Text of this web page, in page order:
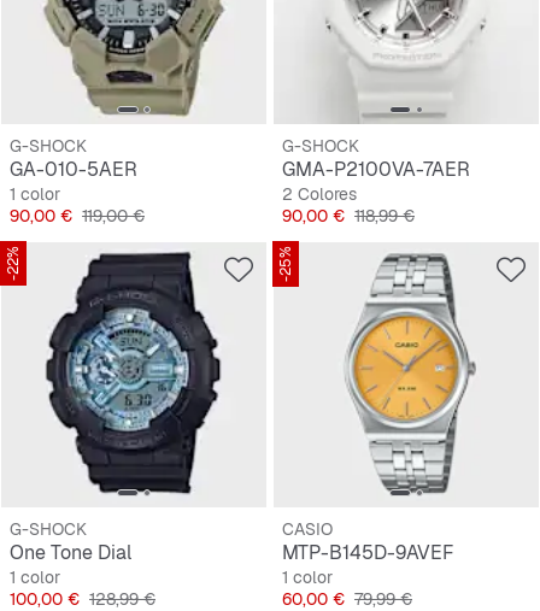
G-SHOCK
GA-010-5AER
1 color
Precio
90,00 € Precio original
119,00 €
G-SHOCK
GMA-P2100VA-7AER
2 Colores
Precio
90,00 € Precio original
118,99 €
-22%
G-SHOCK
One Tone Dial
1 color
Precio
100,00 € Precio original
128,99 €
-25%
CASIO
MTP-B145D-9AVEF
1 color
Precio
60,00 € Precio original
79,99 €